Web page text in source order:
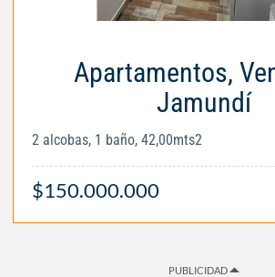
Apartamentos,
Jamundí
2 alcobas, 1 baño, 42,00mts2
$150.000.000
PUBLICIDAD